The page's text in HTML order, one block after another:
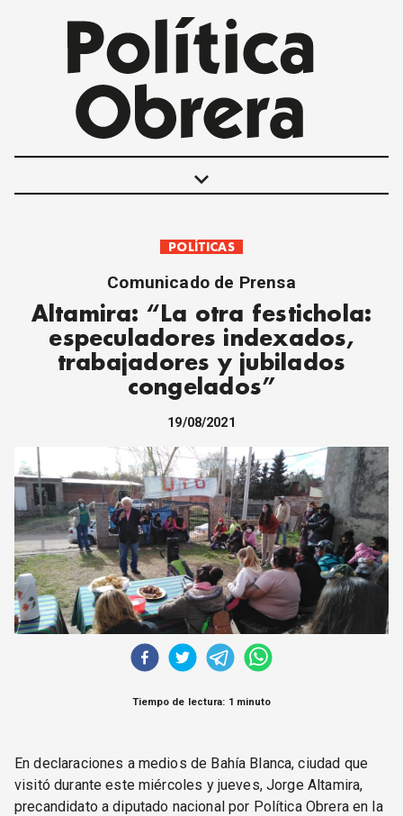
keyboard_arrow_down
POLÍTICAS
INTERNACIONALES
MUJER
ECONOMÍA
SOCIEDAD Y CULTURA
JUVENTUD
CORREO DE LECTORES
ARCHIVO
DECLARACIONES
OPINIÓN
ALTAMIRA RESPONDE
Política Obrera Revista
CONTACTO
POLÍTICAS
Comunicado de Prensa
Altamira: “La otra festichola:
especuladores indexados,
trabajadores y jubilados
congelados”
19/08/2021
Tiempo de lectura: 1 minuto
En declaraciones a medios de Bahía Blanca, ciudad que
visitó durante este miércoles y jueves, Jorge Altamira,
precandidato a diputado nacional por Política Obrera en la